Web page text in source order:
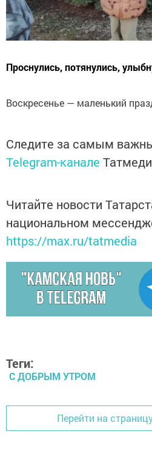
Проснулись, потянулись,
Воскресенье — маленький
Следите за самым
Telegram-канале
Читайте новости
национальном
https://max.ru/tatmedia
Теги:
С ДОБРЫМ УТРОМ
Перейти на